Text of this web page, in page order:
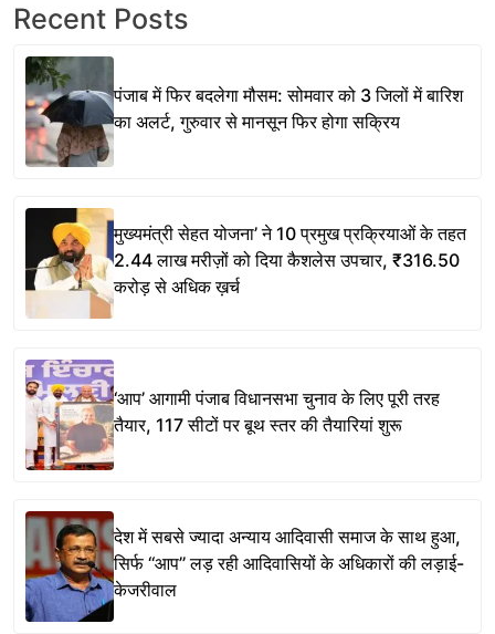
Recent Posts
पंजाब में फिर बदलेगा मौसम: सोमवार को 3 जिलों में बारिश
का अलर्ट, गुरुवार से मानसून फिर होगा सक्रिय
मुख्यमंत्री सेहत योजना’ ने 10 प्रमुख प्रक्रियाओं के तहत
2.44 लाख मरीज़ों को दिया कैशलेस उपचार, ₹316.50
करोड़ से अधिक ख़र्च
‘आप’ आगामी पंजाब विधानसभा चुनाव के लिए पूरी तरह
तैयार, 117 सीटों पर बूथ स्तर की तैयारियां शुरू
देश में सबसे ज्यादा अन्याय आदिवासी समाज के साथ हुआ,
सिर्फ ‘‘आप’’ लड़ रही आदिवासियों के अधिकारों की लड़ाई-
केजरीवाल